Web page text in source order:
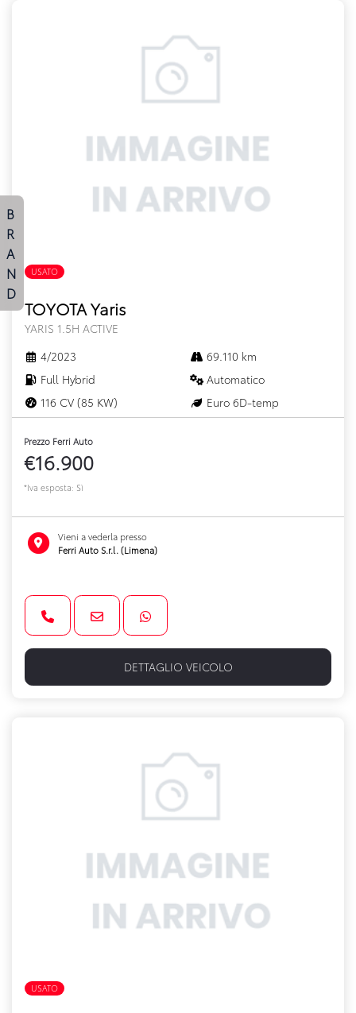
USATO
TOYOTA Yaris
YARIS 1.5H ACTIVE
4/2023
69.110 km
Full Hybrid
Automatico
116 CV (85 KW)
Euro 6D-temp
Prezzo Ferri Auto
€16.900
*Iva esposta: Sì
Vieni a vederla presso
Ferri Auto S.r.l. (Limena)
DETTAGLIO VEICOLO
USATO
B
R
A
N
D